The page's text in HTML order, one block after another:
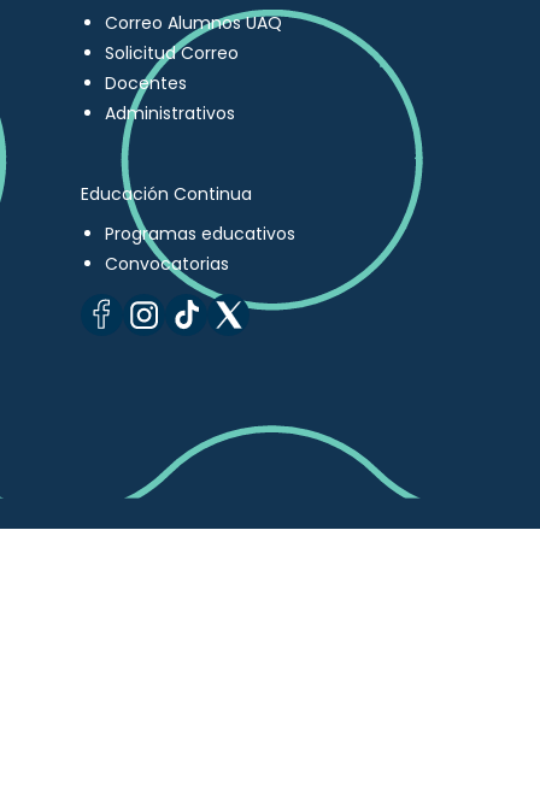
Correo Alumnos UAQ
Solicitud Correo
Docentes
Administrativos
Educación Continua
Programas educativos
Convocatorias